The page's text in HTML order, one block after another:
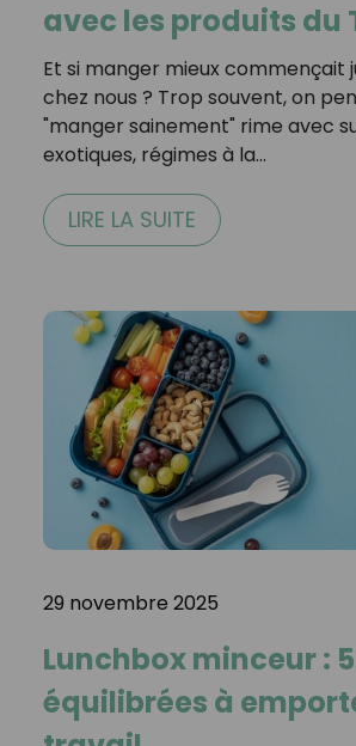
avec les produits du
Et si manger mieux commençait
chez nous ? Trop souvent, on
"manger sainement" rime avec
exotiques, régimes à la…
LIRE LA SUITE
29 novembre 2025
Lunchbox minceur :
équilibrées à